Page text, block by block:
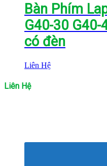
Bàn Phím
G40-30 G40-
có đèn
Liên Hệ
Liên Hệ